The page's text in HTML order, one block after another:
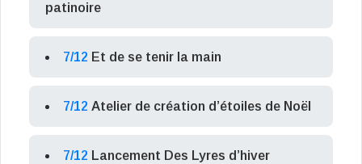
patinoire
7/12 Et de se tenir la main
7/12 Atelier de création d’étoiles de Noël
7/12 Lancement Des Lyres d’hiver